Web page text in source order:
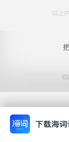
以上